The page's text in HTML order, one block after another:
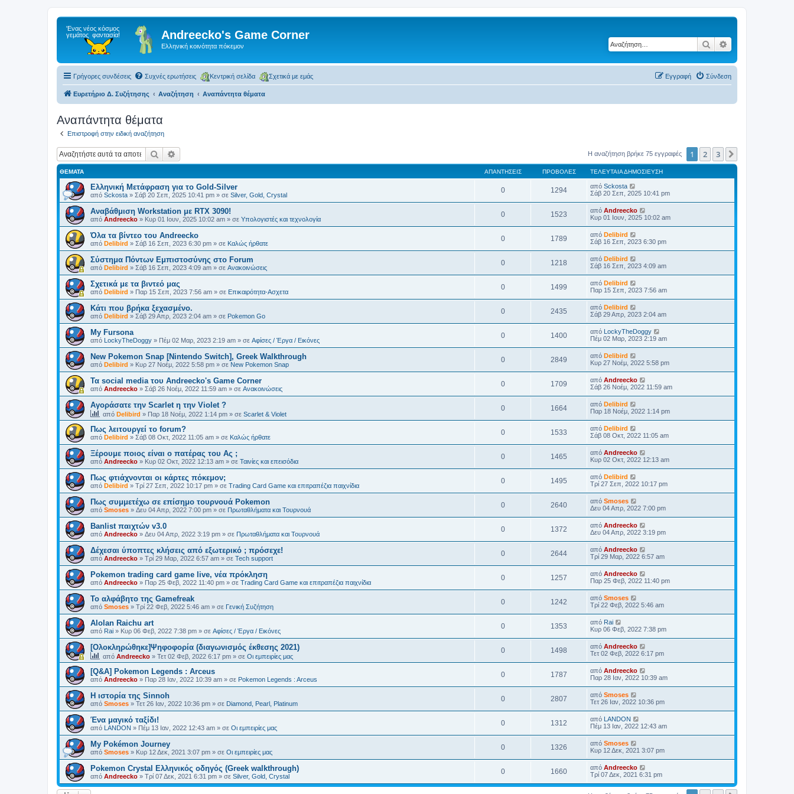
Andreecko's Game Corner
Ελληνική κοινότητα πόκεμον Αναζήτηση
Γρήγορες συνδέσεις Συχνές ερωτήσεις Κεντρική σελίδα Σχετικά με εμάς Σύνδεση
Εγγραφή
Ευρετήριο Δ. Συζήτησης Αναζήτηση Αναπάντητα θέματα
Αναπάντητα θέματα
Επιστροφή στην ειδική αναζήτηση
Αναζήτηση Η αναζήτηση βρήκε 75 εγγραφές 1 2 3
ΘΈΜΑΤΑ ΑΠΑΝΤΉΣΕΙΣ ΠΡΟΒΟΛΈΣ ΤΕΛΕΥΤΑΊΑ ΔΗΜΟΣΊΕΥΣΗ
Ελληνική Μετάφραση για το Gold-Silver
από Sckosta » Σάβ 20 Σεπ, 2025 10:41 pm » σε Silver, Gold, Crystal
0 1294 από Sckosta
Σάβ 20 Σεπ, 2025 10:41 pm
Αναβάθμιση Workstation με RTX 3090!
από Andreecko » Κυρ 01 Ιουν, 2025 10:02 am » σε Υπολογιστές και τεχνολογία
0 1523 από Andreecko
Κυρ 01 Ιουν, 2025 10:02 am
Όλα τα βίντεο του Andreecko
από Delibird » Σάβ 16 Σεπ, 2023 6:30 pm » σε Kαλώς ήρθατε
0 1789 από Delibird
Σάβ 16 Σεπ, 2023 6:30 pm
Σύστημα Πόντων Εμπιστοσύνης στο Forum
από Delibird » Σάβ 16 Σεπ, 2023 4:09 am » σε Ανακοινώσεις
0 1218 από Delibird
Σάβ 16 Σεπ, 2023 4:09 am
Σχετικά με τα βιντεό μας
από Delibird » Παρ 15 Σεπ, 2023 7:56 am » σε Επικαιρότητα-Ασχετα
0 1499 από Delibird
Παρ 15 Σεπ, 2023 7:56 am
Κάτι που βρήκα ξεχασμένο.
από Delibird » Σάβ 29 Απρ, 2023 2:04 am » σε Pokemon Go
0 2435 από Delibird
Σάβ 29 Απρ, 2023 2:04 am
My Fursona
από LockyTheDoggy » Πέμ 02 Μαρ, 2023 2:19 am » σε Αφίσες / Έργα / Εικόνες
0 1400 από LockyTheDoggy
Πέμ 02 Μαρ, 2023 2:19 am
New Pokemon Snap [Nintendo Switch], Greek Walkthrough
από Delibird » Κυρ 27 Νοέμ, 2022 5:58 pm » σε New Pokemon Snap
0 2849 από Delibird
Κυρ 27 Νοέμ, 2022 5:58 pm
Τα social media του Andreecko's Game Corner
από Andreecko » Σάβ 26 Νοέμ, 2022 11:59 am » σε Ανακοινώσεις
0 1709 από Andreecko
Σάβ 26 Νοέμ, 2022 11:59 am
Αγοράσατε την Scarlet η την Violet ?
από Delibird » Παρ 18 Νοέμ, 2022 1:14 pm » σε Scarlet & Violet
0 1664 από Delibird
Παρ 18 Νοέμ, 2022 1:14 pm
Πως λειτουργεί το forum?
από Delibird » Σάβ 08 Οκτ, 2022 11:05 am » σε Kαλώς ήρθατε
0 1533 από Delibird
Σάβ 08 Οκτ, 2022 11:05 am
Ξέρουμε ποιος είναι ο πατέρας του Ας ;
από Andreecko » Κυρ 02 Οκτ, 2022 12:13 am » σε Ταινίες και επεισόδια
0 1465 από Andreecko
Κυρ 02 Οκτ, 2022 12:13 am
Πως φτιάχνονται οι κάρτες πόκεμον;
από Delibird » Τρί 27 Σεπ, 2022 10:17 pm » σε Trading Card Game και επιτραπέζια παιχνίδια
0 1495 από Delibird
Τρί 27 Σεπ, 2022 10:17 pm
Πως συμμετέχω σε επίσημο τουρνουά Pokemon
από Smoses » Δευ 04 Απρ, 2022 7:00 pm » σε Πρωταθλήματα και Τουρνουά
0 2640 από Smoses
Δευ 04 Απρ, 2022 7:00 pm
Banlist παιχτών v3.0
από Andreecko » Δευ 04 Απρ, 2022 3:19 pm » σε Πρωταθλήματα και Τουρνουά
0 1372 από Andreecko
Δευ 04 Απρ, 2022 3:19 pm
Δέχεσαι ύποπτες κλήσεις από εξωτερικό ; πρόσεχε!
από Andreecko » Τρί 29 Μαρ, 2022 6:57 am » σε Tech support
0 2644 από Andreecko
Τρί 29 Μαρ, 2022 6:57 am
Pokemon trading card game live, νέα πρόκληση
από Andreecko » Παρ 25 Φεβ, 2022 11:40 pm » σε Trading Card Game και επιτραπέζια παιχνίδια
0 1257 από Andreecko
Παρ 25 Φεβ, 2022 11:40 pm
Το αλφάβητο της Gamefreak
από Smoses » Τρί 22 Φεβ, 2022 5:46 am » σε Γενική Συζήτηση
0 1242 από Smoses
Τρί 22 Φεβ, 2022 5:46 am
Alolan Raichu art
από Rai » Κυρ 06 Φεβ, 2022 7:38 pm » σε Αφίσες / Έργα / Εικόνες
0 1353 από Rai
Κυρ 06 Φεβ, 2022 7:38 pm
[Ολοκληρώθηκε]Ψηφοφορία (διαγωνισμός έκθεσης 2021)
από Andreecko » Τετ 02 Φεβ, 2022 6:17 pm » σε Οι εμπειρίες μας
0 1498 από Andreecko
Τετ 02 Φεβ, 2022 6:17 pm
[Q&A] Pokemon Legends : Arceus
από Andreecko » Παρ 28 Ιαν, 2022 10:39 am » σε Pokemon Legends : Arceus
0 1787 από Andreecko
Παρ 28 Ιαν, 2022 10:39 am
Η ιστορία της Sinnoh
από Smoses » Τετ 26 Ιαν, 2022 10:36 pm » σε Diamond, Pearl, Platinum
0 2807 από Smoses
Τετ 26 Ιαν, 2022 10:36 pm
Ένα μαγικό ταξίδι!
από LANDON » Πέμ 13 Ιαν, 2022 12:43 am » σε Οι εμπειρίες μας
0 1312 από LANDON
Πέμ 13 Ιαν, 2022 12:43 am
My Pokémon Journey
από Smoses » Κυρ 12 Δεκ, 2021 3:07 pm » σε Οι εμπειρίες μας
0 1326 από Smoses
Κυρ 12 Δεκ, 2021 3:07 pm
Pokemon Crystal Ελληνικός οδηγός (Greek walkthrough)
από Andreecko » Τρί 07 Δεκ, 2021 6:31 pm » σε Silver, Gold, Crystal
0 1660 από Andreecko
Τρί 07 Δεκ, 2021 6:31 pm